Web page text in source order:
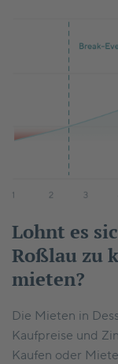
Lohnt es
Roßlau zu
mieten?
Die Mieten in
Kaufpreise und
Kaufen oder